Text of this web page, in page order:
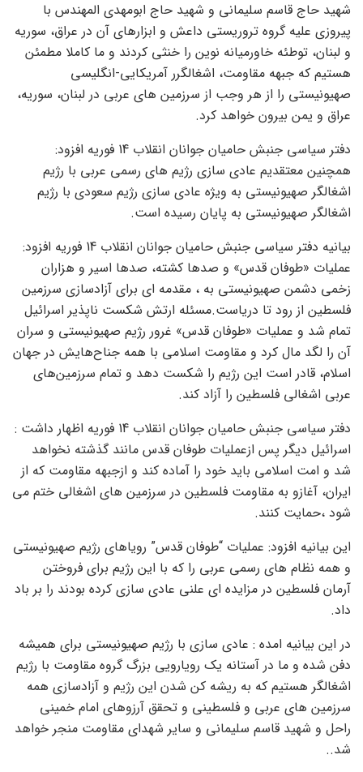
شهید حاج قاسم سلیمانی و شهید حاج ابومهدی المهندس با
پیروزی علیه گروه تروریستی داعش و ابزارهای آن در عراق، سوریه
و لبنان، توطئه خاورمیانه نوین را خنثی کردند و ما کاملا مطمئن
هستیم که جبهه مقاومت، اشغالگرر آمریکایی-انگلیسی
صهیونیستی را از هر وجب از سرزمین های عربی در لبنان، سوریه،
عراق و یمن بیرون خواهد کرد.
دفتر سیاسی جنبش حامیان جوانان انقلاب 14 فوریه افزود:
همچنین معتقدیم عادی سازی رژیم های رسمی عربی با رژیم
اشغالگر صهیونیستی به ویژه عادی سازی رژیم سعودی با رژیم
اشغالگر صهیونیستی به پایان رسیده است.
بیانیه دفتر سیاسی جنبش حامیان جوانان انقلاب 14 فوریه افزود:
عملیات «طوفان قدس» و صدها کشته، صدها اسیر و هزاران
زخمی دشمن صهیونیستی به ، مقدمه ای برای آزادسازی سرزمین
فلسطین از رود تا دریاست.مسئله ارتش شکست ناپذیر اسرائیل
تمام شد و عملیات «طوفان قدس» غرور رژیم صهیونیستی و سران
آن را لگد مال کرد و مقاومت اسلامی با همه جناح‌هایش در جهان
اسلام، قادر است این رژیم را شکست دهد و تمام سرزمین‌های
عربی اشغالی فلسطین را آزاد کند.
دفتر سیاسی جنبش حامیان جوانان انقلاب 14 فوریه اظهار داشت :
اسرائیل دیگر پس ازعملیات طوفان قدس مانند گذشته نخواهد
شد و امت اسلامی باید خود را آماده کند و ازجبهه مقاومت که از
ایران، آغازو به مقاومت فلسطین در سرزمین های اشغالی ختم می
شود ،حمایت کنند.
این بیانیه افزود: عملیات “طوفان قدس” رویاهای رژیم صهیونیستی
و همه نظام های رسمی عربی را که با این رژیم برای فروختن
آرمان فلسطین در مزایده ای علنی عادی سازی کرده بودند را بر باد
داد.
در این بیانیه امده : عادی سازی با رژیم صهیونیستی برای همیشه
دفن شده و ما در آستانه یک رویارویی بزرگ گروه مقاومت با رژیم
اشغالگر هستیم که به ریشه کن شدن این رژیم و آزادسازی همه
سرزمین های عربی و فلسطینی و تحقق آرزوهای امام خمینی
راحل و شهید قاسم سلیمانی و سایر شهدای مقاومت منجر خواهد
شد..